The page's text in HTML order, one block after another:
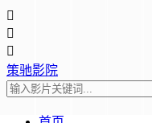



策驰影院